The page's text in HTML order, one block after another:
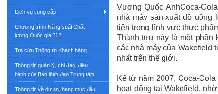
Dịch vụ cung cấp
Chương trình Năng suất Chất
lượng Quốc gia 712
Tra cứu Thông tin Khách hàng
Thông tin quản lý, chỉ đạo, điều
hành của Ban lãnh đạo Trung tâm
Thông tin về dự án, hạng mục đầu
Vương Quốc AnhCoca-
nhà máy sản xuất đồ uống
tiên trong lĩnh vực thực
Thành tựu này là một phần
các nhà máy của Wakefield
nhất trên thế giới.
Kể từ năm 2007, Coca-
hoạt động tại Wakefield,